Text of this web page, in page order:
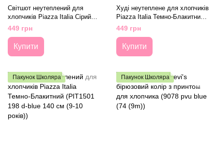
Світшот неутеплений для
хлопчиків Piazza Italia Сірий
(PIT1501 199 grey 152 см (11-12
449 грн
Купити
Худі неутеплене для хлопчиків
Piazza Italia Темно-Блакитний
(PIT1501 200 d-blue 124 см (7-8
років))
449 грн
Купити
Пакунок Школяра Пакунок Школяра